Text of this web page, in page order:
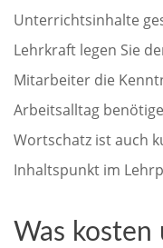
Unterrichtsinhalte
Lehrkraft legen Sie
Mitarbeiter die
Arbeitsalltag
Wortschatz ist auch
Inhaltspunkt im
Was kosten